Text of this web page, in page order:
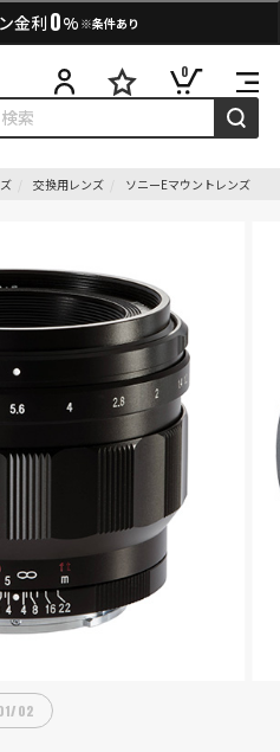
金利 0% ※条件あり
0
交換用レンズ ソニーEマウントレンズ
/02